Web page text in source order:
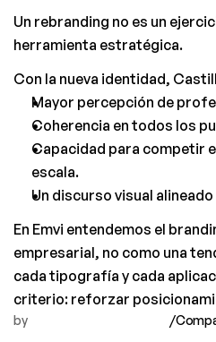
Un rebranding no es un
herramienta estratégica.
Con la nueva identidad,
Mayor percepción de
Coherencia en todos los
Capacidad para competir
escala.
Un discurso visual
En Emvi entendemos el
empresarial, no como una
cada tipografía y cada
criterio: reforzar
by /